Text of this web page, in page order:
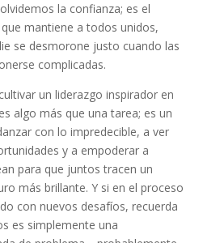
la confianza; es el
mantiene a todos unidos,
se desmorone justo cuando las
complicadas.
un liderazgo inspirador en
algo más que una tarea; es un
con lo impredecible, a ver
y a empoderar a
para que juntos tracen un
más brillante. Y si en el proceso
con nuevos desafíos, recuerda
es simplemente una